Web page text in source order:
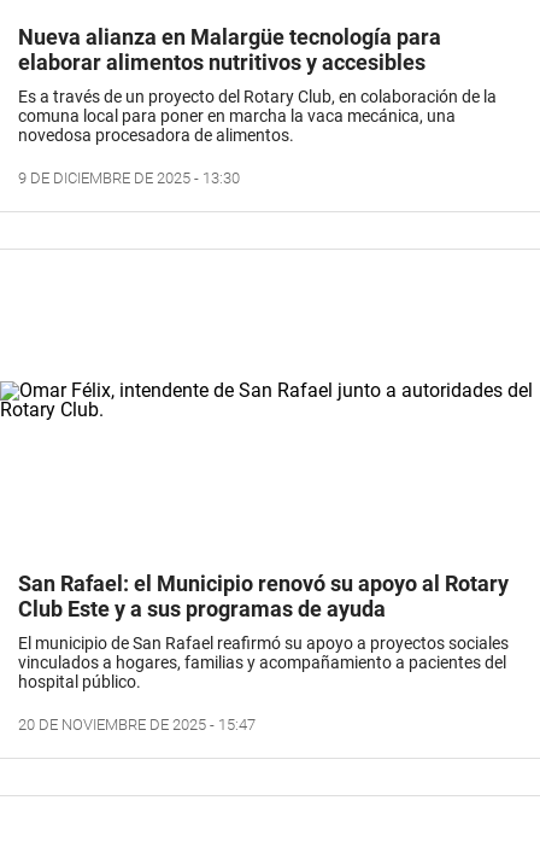
Nueva alianza en Malargüe tecnología para
elaborar alimentos nutritivos y accesibles
Es a través de un proyecto del Rotary Club, en colaboración de la
comuna local para poner en marcha la vaca mecánica, una
novedosa procesadora de alimentos.
9 DE DICIEMBRE DE 2025 - 13:30
San Rafael: el Municipio renovó su apoyo al Rotary
Club Este y a sus programas de ayuda
El municipio de San Rafael reafirmó su apoyo a proyectos sociales
vinculados a hogares, familias y acompañamiento a pacientes del
hospital público.
20 DE NOVIEMBRE DE 2025 - 15:47